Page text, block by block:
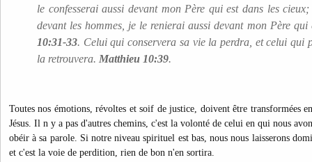
le confesserai aussi devant mon Père qui est dans les
devant les hommes, je le renierai aussi devant mon Père
10:31-33. Celui qui conservera sa vie la perdra, et celui qui
la retrouvera. Matthieu 10:39.
Toutes nos émotions, révoltes et soif de justice, doivent être transformées
Jésus. Il n y a pas d'autres chemins, c'est la volonté de celui en qui nous
obéir à sa parole. Si notre niveau spirituel est bas, nous nous laisserons
et c'est la voie de perdition, rien de bon n'en sortira.